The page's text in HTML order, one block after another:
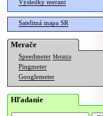
Výsledky meraní
Satelitná mapa SR
Merače
Speedmeter Merania
Pingmeter
Googlemeter
Hľadanie